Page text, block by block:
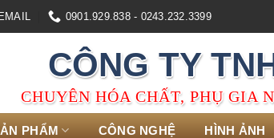
0901.929.838 - 0243.232.3399
CÔNG TY
CHUYÊN HÓA CHẤT, PHỤ
PHẨM CÔNG NGHỆ HÌNH ẢNH